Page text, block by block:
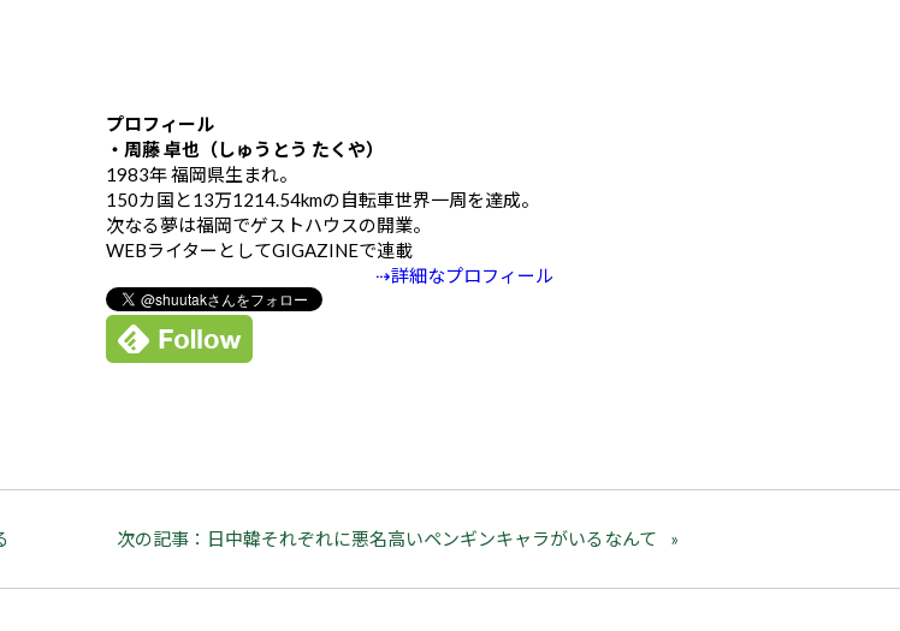
プロフィール
・周藤 卓也（しゅうとう たくや）
1983年 福岡県生まれ。
150カ国と13万1214.54kmの自転車世界一周を達成。
次なる夢は福岡でゲストハウスの開業。
WEBライターとしてGIGAZINEで連載
⇢詳細なプロフィール
次の記事：日中韓それぞれに悪名高いペンギンキャラがいるなんて